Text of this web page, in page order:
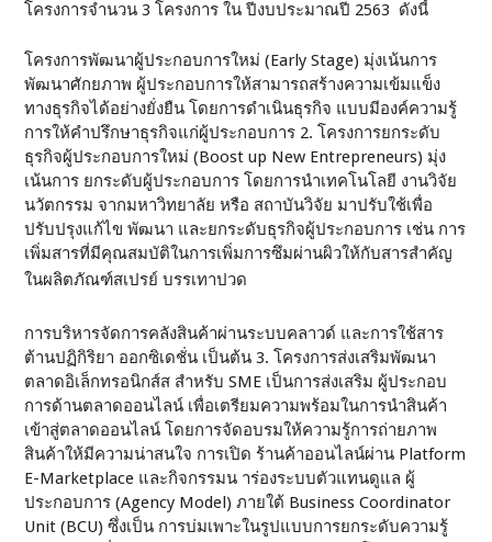
โครงการจำนวน 3 โครงการ ใน ปีงบประมาณปี 2563 ดังนี้
โครงการพัฒนาผู้ประกอบการใหม่ (Early Stage) มุ่งเน้นการ
พัฒนาศักยภาพ ผู้ประกอบการให้สามารถสร้างความเข้มแข็ง
ทางธุรกิจได้อย่างยั่งยืน โดยการดำเนินธุรกิจ แบบมีองค์ความรู้
การให้คำปรึกษาธุรกิจแก่ผู้ประกอบการ 2. โครงการยกระดับ
ธุรกิจผู้ประกอบการใหม่ (Boost up New Entrepreneurs) มุ่ง
เน้นการ ยกระดับผู้ประกอบการ โดยการนำเทคโนโลยี งานวิจัย
นวัตกรรม จากมหาวิทยาลัย หรือ สถาบันวิจัย มาปรับใช้เพื่อ
ปรับปรุงแก้ไข พัฒนา และยกระดับธุรกิจผู้ประกอบการ เช่น การ
เพิ่มสารที่มีคุณสมบัติในการเพิ่มการซึมผ่านผิวให้กับสารสำคัญ
ในผลิตภัณฑ์สเปรย์ บรรเทาปวด
การบริหารจัดการคลังสินค้าผ่านระบบคลาวด์ และการใช้สาร
ต้านปฏิกิริยา ออกซิเดชั่น เป็นต้น 3. โครงการส่งเสริมพัฒนา
ตลาดอิเล็กทรอนิกส์ส สำหรับ SME เป็นการส่งเสริม ผู้ประกอบ
การด้านตลาดออนไลน์ เพื่อเตรียมความพร้อมในการนำสินค้า
เข้าสู่ตลาดออนไลน์ โดยการจัดอบรมให้ความรู้การถ่ายภาพ
สินค้าให้มีความน่าสนใจ การเปิด ร้านค้าออนไลน์ผ่าน Platform
E-Marketplace และกิจกรรมน าร่องระบบตัวแทนดูแล ผู้
ประกอบการ (Agency Model) ภายใต้ Business Coordinator
Unit (BCU) ซึ่งเป็น การบ่มเพาะในรูปแบบการยกระดับความรู้